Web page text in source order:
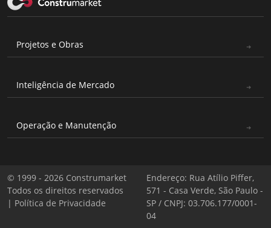
Projetos e Obras
Inteligência de Mercado
Operação e Manutenção
© 1999 - 2026 Construmarket
Todos os direitos reservados
| Política de Privacidade
Endereço: Rua Atílio Piffer,
571 - Casa Verde, São Paulo -
SP / CNPJ: 03.706.177/0001-
04